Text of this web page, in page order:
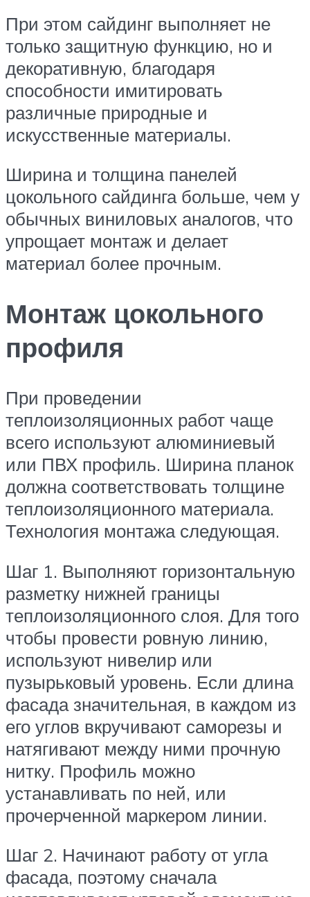
При этом сайдинг выполняет не
только защитную функцию, но и
декоративную, благодаря
способности имитировать
различные природные и
искусственные материалы.
Ширина и толщина панелей
цокольного сайдинга больше, чем у
обычных виниловых аналогов, что
упрощает монтаж и делает
материал более прочным.
Монтаж цокольного
профиля
При проведении
теплоизоляционных работ чаще
всего используют алюминиевый
или ПВХ профиль. Ширина планок
должна соответствовать толщине
теплоизоляционного материала.
Технология монтажа следующая.
Шаг 1. Выполняют горизонтальную
разметку нижней границы
теплоизоляционного слоя. Для того
чтобы провести ровную линию,
используют нивелир или
пузырьковый уровень. Если длина
фасада значительная, в каждом из
его углов вкручивают саморезы и
натягивают между ними прочную
нитку. Профиль можно
устанавливать по ней, или
прочерченной маркером линии.
Шаг 2. Начинают работу от угла
фасада, поэтому сначала